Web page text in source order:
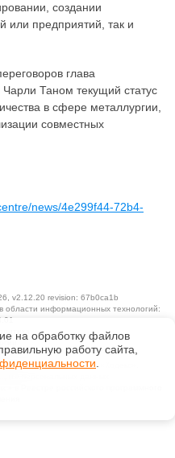
создании
или предприятий, так и
глава
Таном текущий статус
в сфере металлургии,
совместных
news/4e299f44-72b4-
v2.12.20 revision: 67b0ca1b
области информационных технологий:
принадлежат АО «Кодекс».
персональных данных
в Реестре российского программного
на обработку файлов
работу сайта,